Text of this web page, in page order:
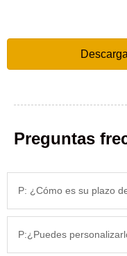
Preguntas
P: ¿Cómo es su plazo
P:¿Puedes